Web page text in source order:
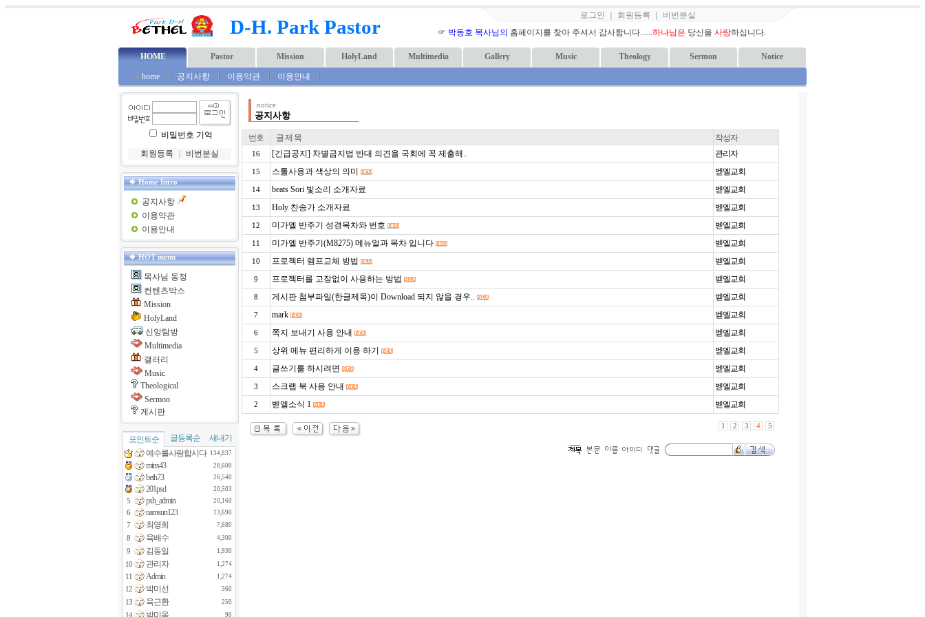
D-H. Park Pastor
로그인 회원등록
비번분실
☞ 박동호 목사님의 홈페이지를 찾아 주셔서 감사합니다......하나님은 당신을 사랑하십니다.
HOME Pastor Mission HolyLand Multimedia Gallery Music Theology Sermon Notice
◈ home 공지사항 이용약관 이용안내
비밀번호 기억
회원등록
비번분실
Home Intro
공지사항
이용약관
이용안내
HOT menu
목사님 동정
컨텐츠박스
Mission
HolyLand
신앙탐방
Multimedia
갤러리
Music
Theological
Sermon
게시판
포인트순 글등록순
새내기
예수를사랑합시다 134,837
mins43 28,600
beth73 26,540
201psd 20,503
5 psh_admin 20,160
6 namsun123 13,690
7 최영희 7,680
8 육배수 4,300
9 김동일 1,930
10 관리자 1,274
11 Admin 1,274
12 박미선 360
13 육근환 250
14 박미옥 90
notice
공지사항
번호 글 제 목 작성자
16 [긴급공지] 차별금지법 반대 의견을 국회에 꼭 제출해.. 관리자
15 스톨사용과 색상의 의미 벧엘교회
14 beats Sori 빛소리 소개자료 벧엘교회
13 Holy 찬송가 소개자료 벧엘교회
12 미가엘 반주기 성경목차와 번호 벧엘교회
11 미가엘 반주기(M8275) 메뉴얼과 목차 입니다 벧엘교회
10 프로젝터 렘프교체 방법 벧엘교회
9 프로젝터를 고장없이 사용하는 방법 벧엘교회
8 게시판 첨부파일(한글제목)이 Download 되지 않을 경우.. 벧엘교회
7 mark 벧엘교회
6 쪽지 보내기 사용 안내 벧엘교회
5 상위 메뉴 편리하게 이용 하기 벧엘교회
4 글쓰기를 하시려면 벧엘교회
3 스크랩 북 사용 안내 벧엘교회
2 벧엘소식 1 벧엘교회
1 2 3 4 5